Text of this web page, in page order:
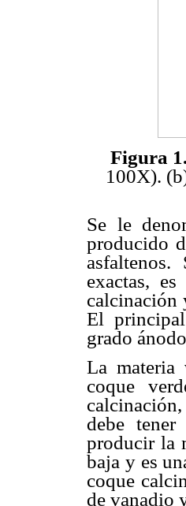
Figura 1.
100X).
Se le
producido
asfaltenos.
exactas,
calcinación
El
grado
La materia
coque
debe
producir la
baja y es
coque
de vanadio